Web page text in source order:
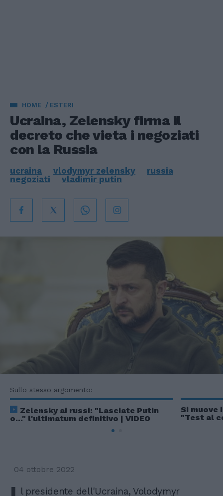
HOME ESTERI
Ucraina, Zelensky firma il
decreto che vieta i negoziati
con la Russia
ucraina vlodymyr zelensky
russia
negoziati
vladimir putin
Sullo stesso argomento:
Zelensky ai russi: "Lasciate Putin
o..." l'ultimatum definitivo | VIDEO
Si muove
"Test al
04 ottobre 2022
l presidente dell'Ucraina, Volodymyr